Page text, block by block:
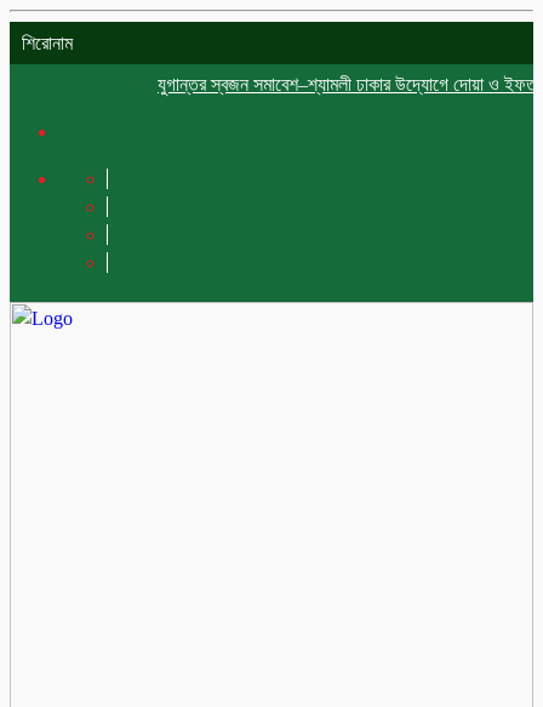
শিরোনাম
যুগান্তর স্বজন সমাবেশ–শ্যামলী ঢাকার উদ্যোগে দোয়া ও ইফতার